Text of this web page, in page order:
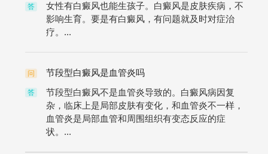
答
女性有白癜风也能生孩子。白癜风是皮肤疾病，不
影响生育。要是有白癜风，有问题就及时对症治
疗。...
问 节段型白癜风是血管炎吗
答
节段型白癜风不是血管炎导致的。白癜风病因复
杂，临床上是局部皮肤有变化，和血管炎不一样，
血管炎是局部血管和周围组织有变态反应的症
状。...